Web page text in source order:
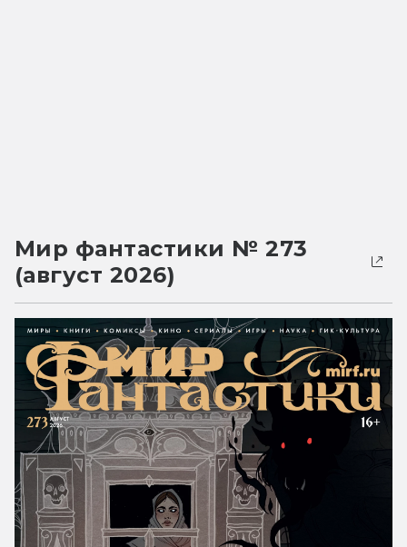
Мир фантастики № 273
(август 2026)